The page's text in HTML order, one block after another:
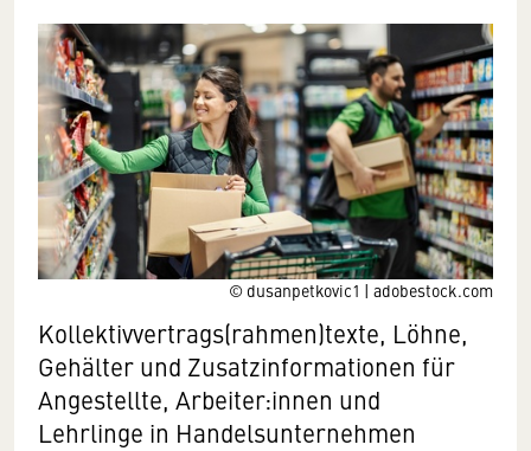
© dusanpetkovic1 | adobestock.com
Kollektivvertrags(rahmen)texte, Löhne,
Gehälter und Zusatzinformationen für
Angestellte, Arbeiter:innen und
Lehrlinge in Handelsunternehmen